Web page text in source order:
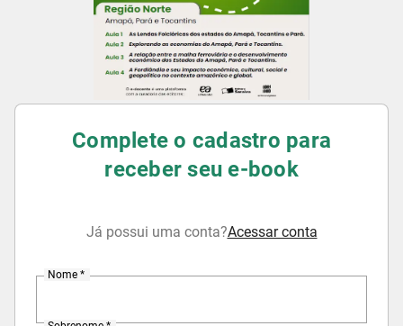
Complete o cadastro para
receber seu e-book
Já possui uma conta?Acessar conta
Nome *